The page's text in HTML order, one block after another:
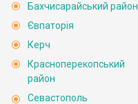
Бахчисарайський район
Євпаторія
Керч
Красноперекопський
район
Севастополь